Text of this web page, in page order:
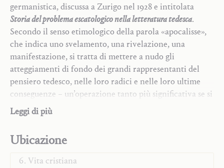
germanistica, discussa a Zurigo nel 1928 e intitolata
Storia del problema escatologico nella letteratura tedesca.
Secondo il senso etimologico della parola «apocalisse»,
che indica uno svelamento, una rivelazione, una
manifestazione, si tratta di mettere a nudo gli
atteggiamenti di fondo dei grandi rappresentanti del
pensiero tedesco, nelle loro radici e nelle loro ultime
conseguenze – un’operazione tanto più significativa se si
pensa che l’opera vide la luce alla vigilia della seconda
guerra mondiale, in piena epoca nazista.
Ilprimo volume
storica sul processo della secolarizzazione del pensiero
Leggi di più
Ubicazione
Trilogia
Saggi teologici
Parola di Dio e preghiera contemplativa
Vita cristiana